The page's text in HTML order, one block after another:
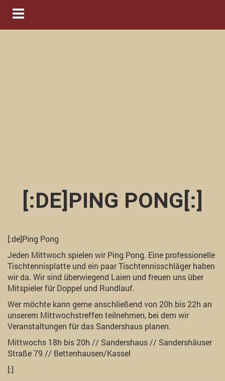
Navigation ein-/ausblenden
[:DE]PING PONG[:]
[:de]Ping Pong
Jeden Mittwoch spielen wir Ping Pong. Eine professionelle
Tischtennisplatte und ein paar Tischtennisschläger haben
wir da. Wir sind überwiegend Laien und freuen uns über
Mitspieler für Doppel und Rundlauf.
Wer möchte kann gerne anschließend von 20h bis 22h an
unserem Mittwochstreffen teilnehmen, bei dem wir
Veranstaltungen für das Sandershaus planen.
Mittwochs 18h bis 20h // Sandershaus // Sandershäuser
Straße 79 // Bettenhausen/Kassel
[:]